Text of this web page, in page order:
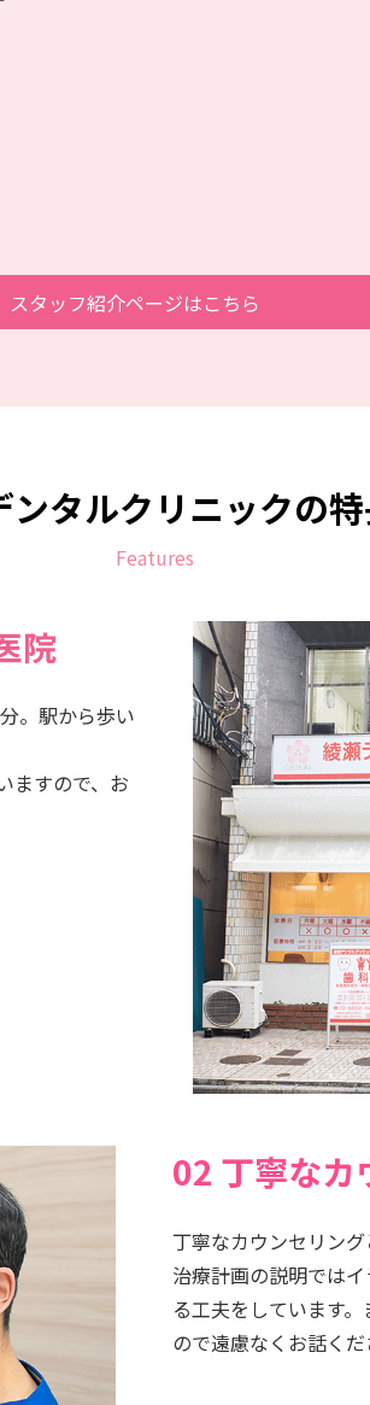
スタッフ紹介ページはこちら
ンタルクリニックの
Features
院
。駅から歩い
ますので、お
02 丁寧なカ
丁寧なカウンセリン
治療計画の説明では
る工夫をしています
ので遠慮なくお話くだ